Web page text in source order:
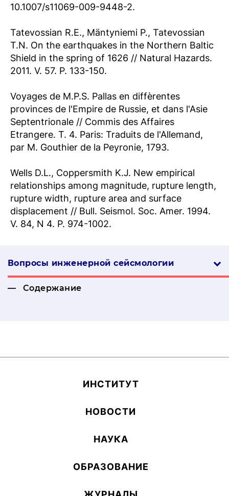
10.1007/s11069-009-9448-2.
Tatevossian R.E., Mäntyniemi P., Tatevossian
T.N. On the earthquakes in the Northern Baltic
Shield in the spring of 1626 // Natural Hazards.
2011. V. 57. P. 133-150.
Voyages de M.P.S. Pallas en diffèrentes
provinces de l'Empire de Russie, et dans l'Asie
Septentrionale // Commis des Affaires
Etrangere. T. 4. Paris: Traduits de l'Allemand,
par M. Gouthier de la Peyronie, 1793.
Wells D.L., Coppersmith K.J. New empirical
relationships among magnitude, rupture length,
rupture width, rupture area and surface
displacement // Bull. Seismol. Soc. Amer. 1994.
V. 84, N 4. P. 974-1002.
Вопросы инженерной сей­смо­логии
Содержание
ИН­СТИ­ТУТ
НОВОСТИ
НАУКА
ОБ­РА­ЗОВА­НИЕ